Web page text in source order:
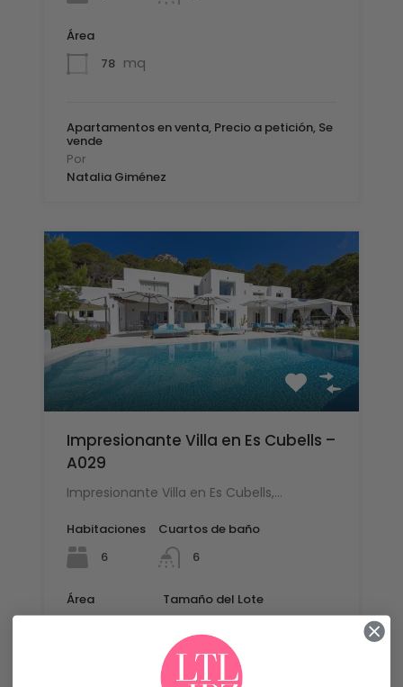
Área
78 mq
Apartamentos en venta, Precio a petición, Se
vende
Por
Natalia Giménez
Impresionante Villa en Es Cubells –
A029
Impresionante Villa en Es Cubells,…
Habitaciones
6
Cuartos de baño
6
Área
Tamaño del Lote